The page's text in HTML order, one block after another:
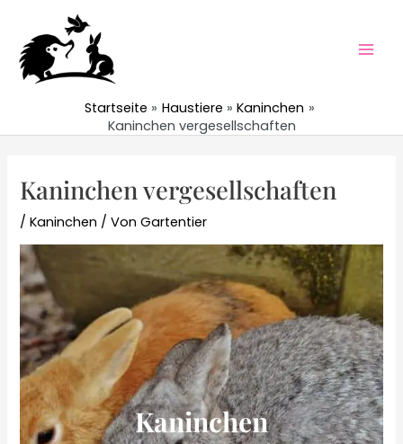
springen
Startseite Haustiere
Kaninchen
Kaninchen vergesellschaften
Kaninchen vergesellschaften
/Kaninchen / VonGartentier
Kaninchen